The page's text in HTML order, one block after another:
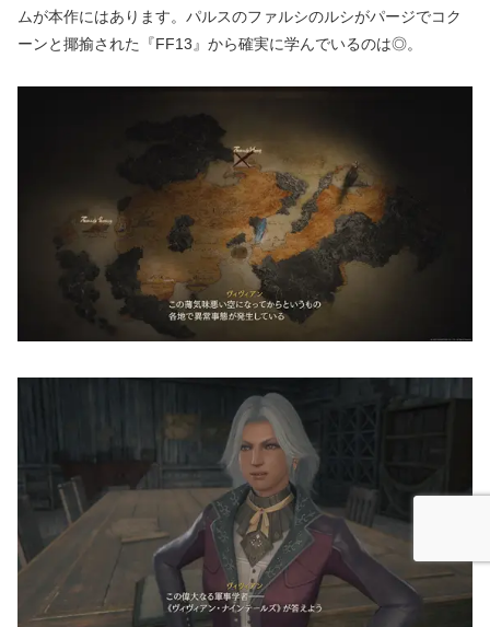
ムが本作にはあります。パルスのファルシのルシがパージでコク
ーンと揶揄された『FF13』から確実に学んでいるのは◎。